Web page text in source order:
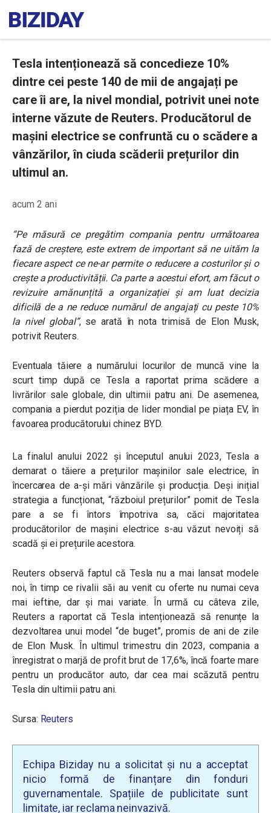
Tesla intenționează să concedieze 10%
dintre cei peste 140 de mii de angajați pe
care îi are, la nivel mondial, potrivit unei note
interne văzute de Reuters. Producătorul de
mașini electrice se confruntă cu o scădere a
vânzărilor, în ciuda scăderii prețurilor din
ultimul an.
acum 2 ani
“Pe măsură ce pregătim compania pentru următoarea
fază de creștere, este extrem de important să ne uităm la
fiecare aspect ce ne-ar permite o reducere a costurilor și o
crește a productivității. Ca parte a acestui efort, am făcut o
revizuire amănunțită a organizației și am luat decizia
dificilă de a ne reduce numărul de angajați cu peste 10%
la nivel global”, se arată în nota trimisă de Elon Musk,
potrivit Reuters.
Eventuala tăiere a numărului locurilor de muncă vine la
scurt timp după ce Tesla a raportat prima scădere a
livrărilor sale globale, din ultimii patru ani. De asemenea,
compania a pierdut poziția de lider mondial pe piața EV, în
favoarea producătorului chinez BYD.
La finalul anului 2022 și începutul anului 2023, Tesla a
demarat o tăiere a prețurilor mașinilor sale electrice, în
încercarea de a-și mări vânzările și producția. Deși inițial
strategia a funcționat, “războiul prețurilor” pornit de Tesla
pare a se fi întors împotriva sa, căci majoritatea
producătorilor de mașini electrice s-au văzut nevoiți să
scadă și ei prețurile acestora.
Reuters observă faptul că Tesla nu a mai lansat modele
noi, în timp ce rivalii săi au venit cu oferte nu numai ceva
mai ieftine, dar și mai variate. În urmă cu câteva zile,
Reuters a raportat că Tesla intenționează să renunțe la
dezvoltarea unui model “de buget”, promis de ani de zile
de Elon Musk. În ultimul trimestru din 2023, compania a
înregistrat o marjă de profit brut de 17,6%, încă foarte mare
pentru un producător auto, dar cea mai scăzută pentru
Tesla din ultimii patru ani.
Sursa: Reuters
Echipa Biziday nu a solicitat și nu a acceptat
nicio formă de finanțare din fonduri
guvernamentale. Spațiile de publicitate sunt
limitate, iar reclama neinvazivă.